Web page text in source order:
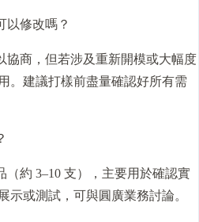
以修改嗎？
協商，但若涉及重新開模或大幅度
。建議打樣前盡量確認好所有需
約 3–10 支），主要用於確認實
示或測試，可與圓廣業務討論。